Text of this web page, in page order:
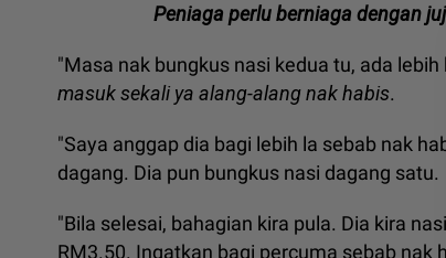
Peniaga perlu berniaga dengan
"Masa nak bungkus nasi kedua tu, ada
masuk sekali ya alang-alang nak habis.
"Saya anggap dia bagi lebih la sebab nak
dagang. Dia pun bungkus nasi dagang satu.
"Bila selesai, bahagian kira pula. Dia kira
RM3.50. Ingatkan bagi percuma sebab nak